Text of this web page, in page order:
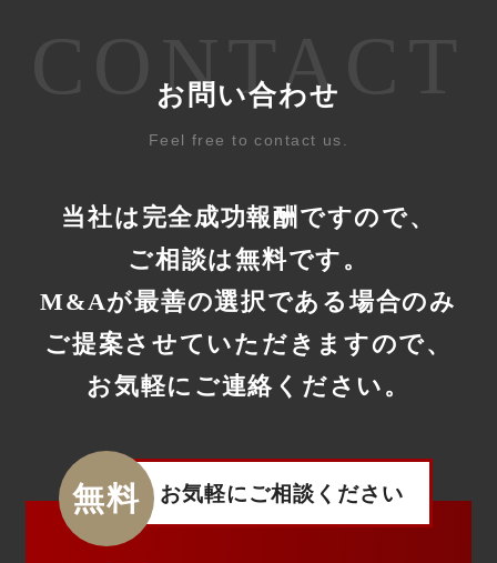
CONTACT
お問い合わせ
Feel free to contact us.
当社は完全成功報酬ですので、
ご相談は無料です。
M&Aが最善の選択である場合のみ
ご提案させていただきますので、
お気軽にご連絡ください。
無料 お気軽にご相談ください